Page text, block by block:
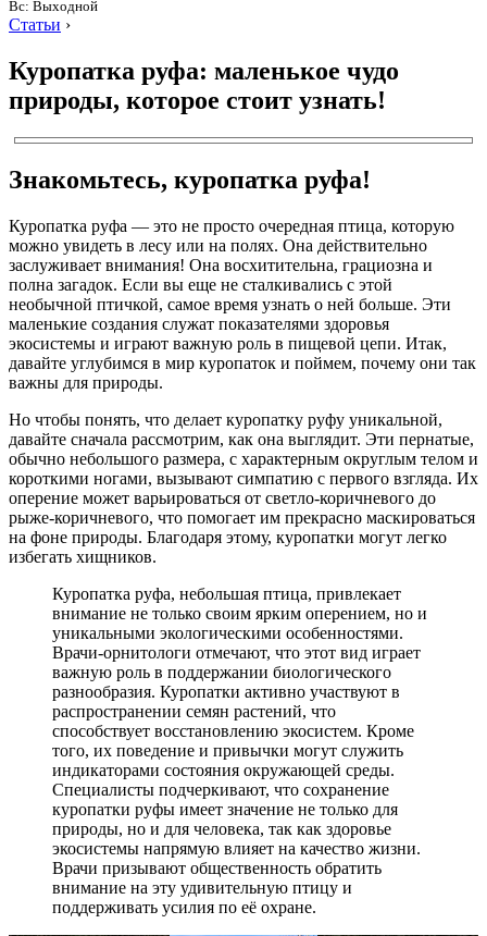
Вс: Выходной
Статьи ›
Куропатка руфа: маленькое чудо
природы, которое стоит узнать!
Знакомьтесь, куропатка руфа!
Куропатка руфа — это не просто очередная птица, которую
можно увидеть в лесу или на полях. Она действительно
заслуживает внимания! Она восхитительна, грациозна и
полна загадок. Если вы еще не сталкивались с этой
необычной птичкой, самое время узнать о ней больше. Эти
маленькие создания служат показателями здоровья
экосистемы и играют важную роль в пищевой цепи. Итак,
давайте углубимся в мир куропаток и поймем, почему они так
важны для природы.
Но чтобы понять, что делает куропатку руфу уникальной,
давайте сначала рассмотрим, как она выглядит. Эти пернатые,
обычно небольшого размера, с характерным округлым телом и
короткими ногами, вызывают симпатию с первого взгляда. Их
оперение может варьироваться от светло-коричневого до
рыже-коричневого, что помогает им прекрасно маскироваться
на фоне природы. Благодаря этому, куропатки могут легко
избегать хищников.
Куропатка руфа, небольшая птица, привлекает
внимание не только своим ярким оперением, но и
уникальными экологическими особенностями.
Врачи-орнитологи отмечают, что этот вид играет
важную роль в поддержании биологического
разнообразия. Куропатки активно участвуют в
распространении семян растений, что
способствует восстановлению экосистем. Кроме
того, их поведение и привычки могут служить
индикаторами состояния окружающей среды.
Специалисты подчеркивают, что сохранение
куропатки руфы имеет значение не только для
природы, но и для человека, так как здоровье
экосистемы напрямую влияет на качество жизни.
Врачи призывают общественность обратить
внимание на эту удивительную птицу и
поддерживать усилия по её охране.